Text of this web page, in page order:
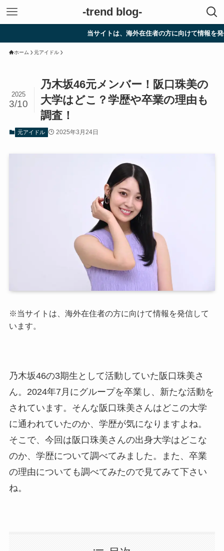
-trend blog-
当サイトは、海外在住者の方に向けて情報を発信してい
ホーム 元アイドル
乃木坂46元メンバー！阪口珠美の
大学はどこ？学歴や卒業の理由も
調査！
2025
3/10
元アイドル 2025年3月24日
※当サイトは、海外在住者の方に向けて情報を発信して
います。
乃木坂46の3期生として活動していた阪口珠美さ
ん。2024年7月にグループを卒業し、新たな活動を
されています。そんな阪口珠美さんはどこの大学
に通われていたのか、学歴が気になりますよね。
そこで、今回は阪口珠美さんの出身大学はどこな
のか、学歴について調べてみました。また、卒業
の理由についても調べてみたので見てみて下さい
ね。